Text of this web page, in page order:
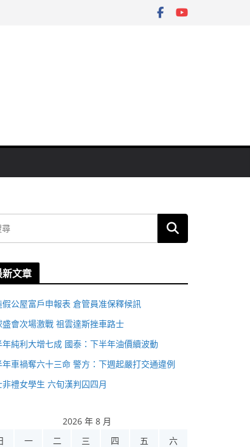
新文章
假公屋富戶申報表 倉管員准保釋候訊
盛會次場激戰 祖雲達斯挫車路士
年純利大增七成 國泰：下半年油價續波動
年車禍奪六十三命 警方：下週起嚴打交通違例
非禮女學生 六旬漢判囚四月
2026 年 8 月
一 二 三 四 五 六